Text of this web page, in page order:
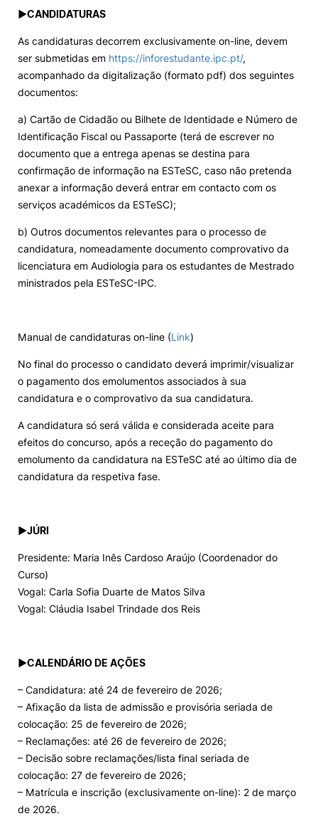
►CANDIDATURAS
As candidaturas decorrem exclusivamente on-line, devem
ser submetidas em https://inforestudante.ipc.pt/,
acompanhado da digitalização (formato pdf) dos seguintes
documentos:
a) Cartão de Cidadão ou Bilhete de Identidade e Número de
Identificação Fiscal ou Passaporte (terá de escrever no
documento que a entrega apenas se destina para
confirmação de informação na ESTeSC, caso não pretenda
anexar a informação deverá entrar em contacto com os
serviços académicos da ESTeSC);
b) Outros documentos relevantes para o processo de
candidatura, nomeadamente documento comprovativo da
licenciatura em Audiologia para os estudantes de Mestrado
ministrados pela ESTeSC-IPC.
Manual de candidaturas on-line (Link)
No final do processo o candidato deverá imprimir/visualizar
o pagamento dos emolumentos associados à sua
candidatura e o comprovativo da sua candidatura.
A candidatura só será válida e considerada aceite para
efeitos do concurso, após a receção do pagamento do
emolumento da candidatura na ESTeSC até ao último dia de
candidatura da respetiva fase.
►JÚRI
Presidente: Maria Inês Cardoso Araújo (Coordenador do
Curso)
Vogal: Carla Sofia Duarte de Matos Silva
Vogal: Cláudia Isabel Trindade dos Reis
►CALENDÁRIO DE AÇÕES
– Candidatura: até 24 de fevereiro de 2026;
– Afixação da lista de admissão e provisória seriada de
colocação: 25 de fevereiro de 2026;
– Reclamações: até 26 de fevereiro de 2026;
– Decisão sobre reclamações/lista final seriada de
colocação: 27 de fevereiro de 2026;
– Matrícula e inscrição (exclusivamente on-line): 2 de março
de 2026.